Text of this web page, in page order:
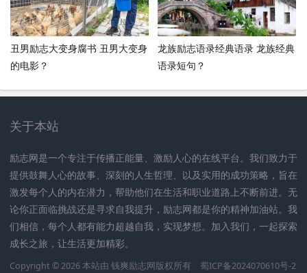
丑男励志大变身腐书 丑男大变身
的电影？
龙族励志语录经典语录 龙族经典
语录短句？
关于本站
励志网是一个专注于传播正能量、激励人心的在线平台。我们致力于
提供鼓舞人心的故事、深刻的人生哲理、以及实用的成功策略，旨在
激发每个人的内在潜力，帮助他们在生活和职业道路上不断前进。无
论你正面临挑战还是寻求自我提升，励志网都是你的精神加油站。我
们相信，每个人都有能力超越自我，实现梦想。加入我们，一起探索
成长之旅，让生活更加精彩。
Copyright © 2026 本站由 钱爽励志网版权所有 蜀ICP备2024070610号-2